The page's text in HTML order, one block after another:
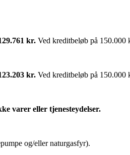
kr. Ved kreditbeløb på 150.000
kr. Ved kreditbeløb på 150.000
varer eller tjenesteydelser.
og/eller naturgasfyr).